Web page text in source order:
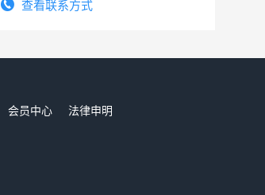
查看联系方式
会员中心
法律申明